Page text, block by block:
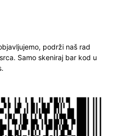
podrži naš rad
Samo skeniraj bar kod u